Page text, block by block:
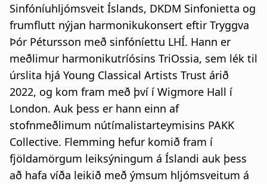
Sinfóníuhljómsveit Íslands, DKDM Sinfonietta og
frumflutt nýjan harmonikukonsert eftir Tryggva
Þór Pétursson með sinfóníettu LHÍ. Hann er
meðlimur harmonikutríósins TriOssia, sem lék til
úrslita hjá Young Classical Artists Trust árið
2022, og kom fram með því í Wigmore Hall í
London. Auk þess er hann einn af
stofnmeðlimum nútímalistarteymisins PAKK
Collective. Flemming hefur komið fram í
fjöldamörgum leiksýningum á Íslandi auk þess
að hafa víða leikið með ýmsum hljómsveitum á